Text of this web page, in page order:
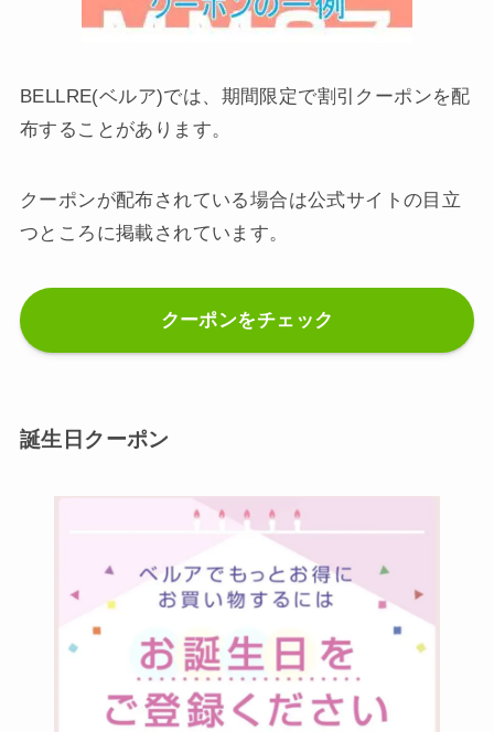
BELLRE(ベルア)では、期間限定で割引クーポンを配
布することがあります。
クーポンが配布されている場合は公式サイトの目立
つところに掲載されています。
クーポンをチェック
誕生日クーポン